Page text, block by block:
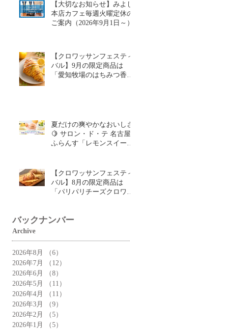
【大切なお知らせ】みよし
本店カフェ毎週火曜定休の
ご案内（2026年9月1日～）
【クロワッサンフェスティ
バル】9月の限定商品は
「愛知牧場のはちみつ香る
夏だけの爽やかなおいしさ
🍋 サロン・ド・テ 名古屋
ふらんす「レモンスイーツ
【クロワッサンフェスティ
バル】8月の限定商品は
「パリパリチーズクロワッ
バックナンバー
Archive
2026年8月 （6）
2026年7月
（12）
2026年6月
（8）
2026年5月
（11）
2026年4月
（11）
2026年3月
（9）
2026年2月
（5）
2026年1月
（5）